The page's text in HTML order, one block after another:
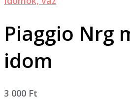
Piaggio Nrg
idom
3 000 Ft